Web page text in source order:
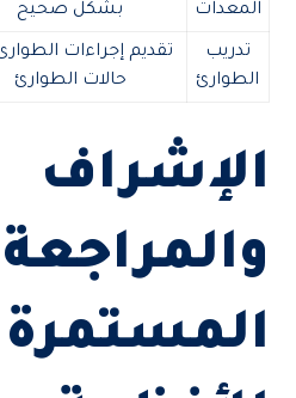
المعدات
بشكل صحيح
تدريب
الطوارئ
تقديم إجراءات
حالات الطوارئ
الإشراف
والمراجعة
المستمرة